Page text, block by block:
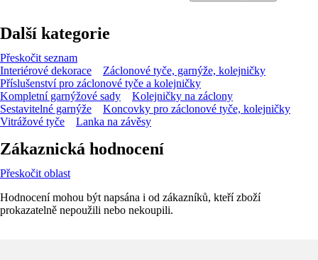
Další kategorie
Přeskočit seznam
Interiérové dekorace
Záclonové tyče, garnýže, kolejničky
Příslušenství pro záclonové tyče a kolejničky
Kompletní garnýžové sady
Kolejničky na záclony
Sestavitelné garnýže
Koncovky pro záclonové tyče, kolejničky
Vitrážové tyče
Lanka na závěsy
Zákaznická hodnocení
Přeskočit oblast
Hodnocení mohou být napsána i od zákazníků, kteří zboží
prokazatelně nepoužili nebo nekoupili.